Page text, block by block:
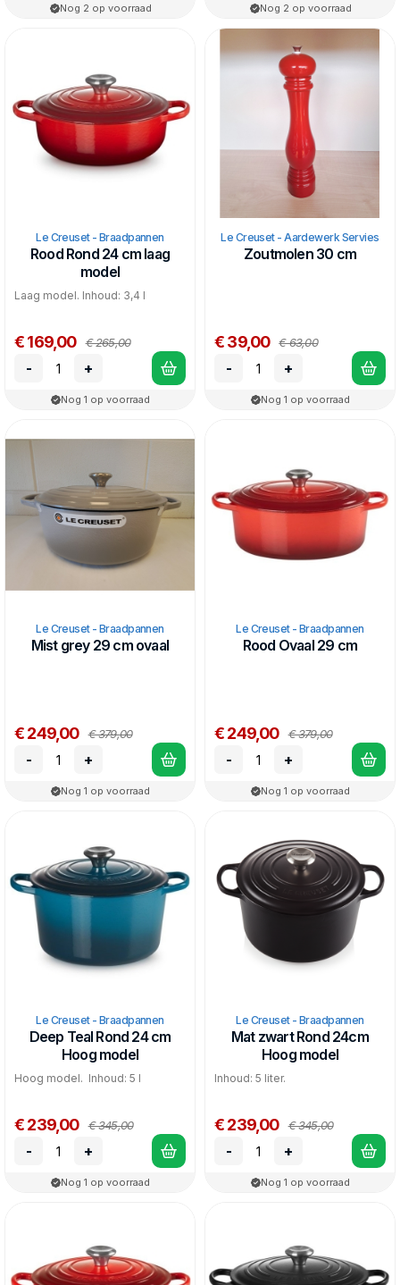
Nog 2 op voorraad Nog 2 op voorraad
Le Creuset - Braadpannen
Rood Rond 24 cm laag
model
Laag model. Inhoud: 3,4 l
€ 169,00 € 265,00
- +
Nog 1 op voorraad
Le Creuset - Aardewerk Servies
Zoutmolen 30 cm
€ 39,00 € 63,00
- +
Nog 1 op voorraad
Le Creuset - Braadpannen
Mist grey 29 cm ovaal
€ 249,00 € 379,00
- +
Nog 1 op voorraad
Le Creuset - Braadpannen
Rood Ovaal 29 cm
€ 249,00 € 379,00
- +
Nog 1 op voorraad
Le Creuset - Braadpannen
Deep Teal Rond 24 cm
Hoog model
Hoog model. Inhoud: 5 l
€ 239,00 € 345,00
- +
Nog 1 op voorraad
Le Creuset - Braadpannen
Mat zwart Rond 24cm
Hoog model
Inhoud: 5 liter.
€ 239,00 € 345,00
- +
Nog 1 op voorraad